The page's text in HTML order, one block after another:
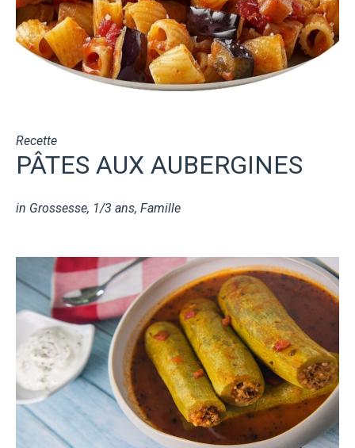
Recette
PÂTES AUX AUBERGINES
in Grossesse, 1/3 ans, Famille